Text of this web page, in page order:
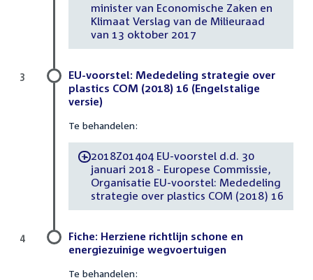
minister van Economische Zaken en
Klimaat Verslag van de Milieuraad
van 13 oktober 2017
EU-voorstel: Mededeling strategie over
plastics COM (2018) 16 (Engelstalige
versie)
Te behandelen:
-2018Z01404 EU-voorstel d.d. 30
januari 2018 - Europese Commissie,
Organisatie EU-voorstel: Mededeling
strategie over plastics COM (2018) 16
3
Fiche: Herziene richtlijn schone en
energiezuinige wegvoertuigen
Te behandelen:
4